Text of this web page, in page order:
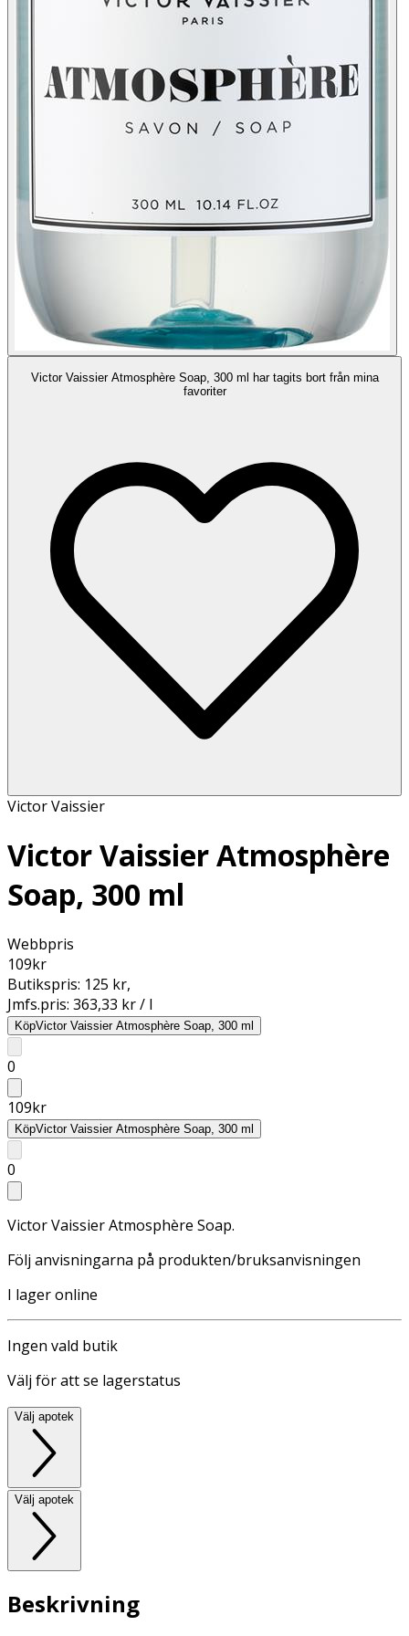
Victor Vaissier Atmosphère Soap, 300 ml har tagits bort från mina
favoriter
Victor Vaissier
Victor Vaissier Atmosphère
Soap, 300 ml
Webbpris
109kr
Butikspris: 125 kr,
Jmfs.pris: 363,33 kr / l
KöpVictor Vaissier Atmosphère Soap, 300 ml
0
109kr
KöpVictor Vaissier Atmosphère Soap, 300 ml
0
Victor Vaissier Atmosphère Soap.
Följ anvisningarna på produkten/bruksanvisningen
I lager online
Ingen vald butik
Välj för att se lagerstatus
Välj apotek
Välj apotek
Beskrivning